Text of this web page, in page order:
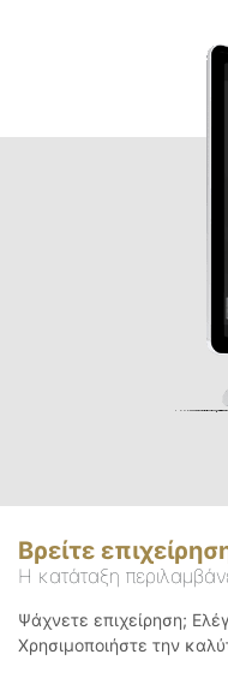
Βρείτε
Η κατάταξη
Ψάχνετε επιχείρηση;
Χρησιμοποιήστε την